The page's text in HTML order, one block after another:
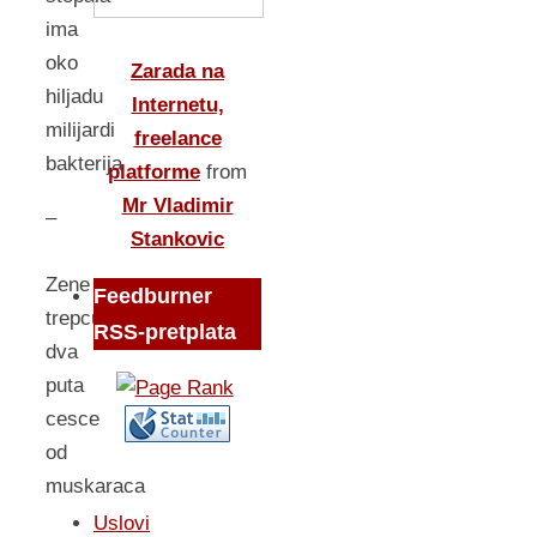
ima
oko
hiljadu
milijardi
bakterija
–
Zene
trepcu
dva
puta
cesce
od
muskaraca
Zarada na
Internetu,
freelance
platforme from
Mr Vladimir
Stankovic
Feedburner
RSS-pretplata
Uslovi